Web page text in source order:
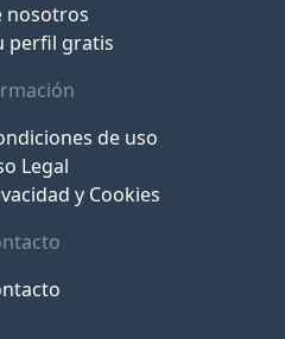
nosotros
perfil gratis
de uso
Legal
y Cookies